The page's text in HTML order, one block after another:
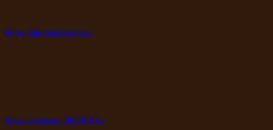
Курс «Мастер Сомелье»
Курс «Сомелье ЭКСПЕРТ»